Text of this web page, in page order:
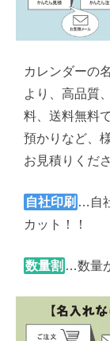
カレンダーの
より、高品質
料、送料無料
預かりなど、
お見積りくださ
自社印刷 …自
カット！！
数量割 …数量